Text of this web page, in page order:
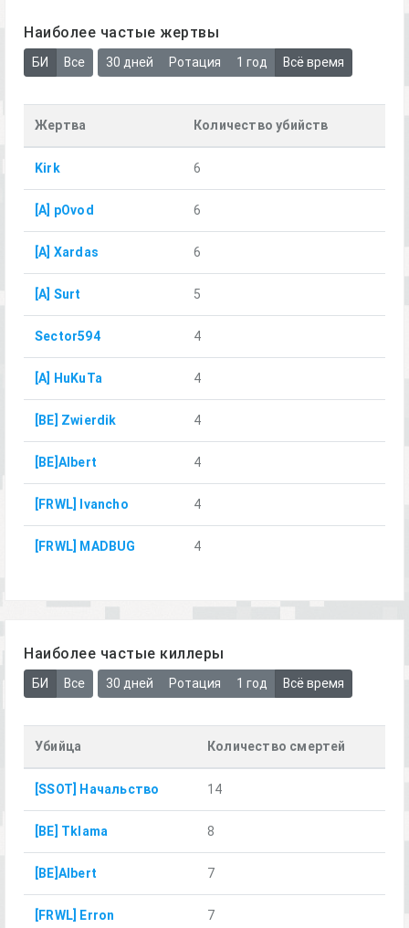
Наиболее частые жертвы
БИ Все 30 дней Ротация 1 год Всё время
Жертва Количество убийств
Kirk 6
[A] pOvod 6
[A] Xardas 6
[A] Surt 5
Sector594 4
[A] HuKuTa 4
[BE] Zwierdik 4
[BE]Albert 4
[FRWL] Ivancho 4
[FRWL] MADBUG 4
Наиболее частые киллеры
БИ Все 30 дней Ротация 1 год Всё время
Убийца Количество смертей
[SSOT] Начальство 14
[BE] Tklama 8
[BE]Albert 7
[FRWL] Erron 7